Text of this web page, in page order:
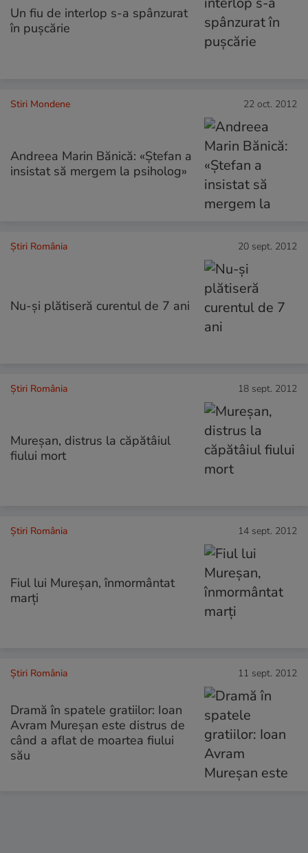
Un fiu de interlop s-a spânzurat
în puşcărie
Stiri Mondene 22 oct. 2012
Andreea Marin Bănică: «Ştefan a
insistat să mergem la psiholog»
Știri România 20 sept. 2012
Nu-şi plătiseră curentul de 7 ani
Știri România 18 sept. 2012
Mureşan, distrus la căpătâiul
fiului mort
Știri România 14 sept. 2012
Fiul lui Mureşan, înmormântat
marţi
Știri România 11 sept. 2012
Dramă în spatele gratiilor: Ioan
Avram Mureşan este distrus de
când a aflat de moartea fiului
său